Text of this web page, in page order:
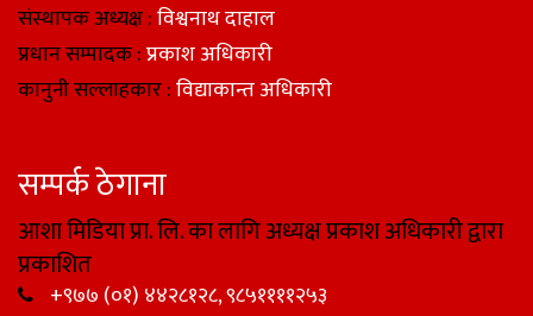
संस्थापक अध्यक्ष :विश्वनाथ दाहाल
प्रधान सम्पादक :प्रकाश अधिकारी
कानुनी सल्लाहकार :विद्याकान्त अधिकारी
सम्पर्क ठेगाना
आशा मिडिया प्रा. लि. का लागि अध्यक्ष प्रकाश अधिकारी द्वारा
प्रकाशित
+९७७ (०१) ४४२८१२८, ९८५११११२५३